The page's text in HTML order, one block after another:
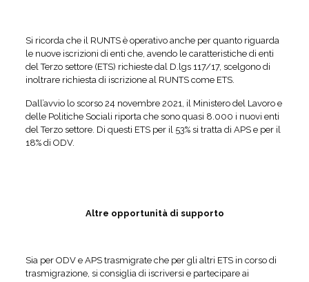
Si ricorda che il RUNTS è operativo anche per quanto riguarda
le nuove iscrizioni di enti che, avendo le caratteristiche di enti
del Terzo settore (ETS) richieste dal D.lgs 117/17, scelgono di
inoltrare richiesta di iscrizione al RUNTS come ETS.
Dall’avvio lo scorso 24 novembre 2021, il Ministero del Lavoro e
delle Politiche Sociali riporta che sono quasi 8.000 i nuovi enti
del Terzo settore. Di questi ETS per il 53% si tratta di APS e per il
18% di ODV.
Altre opportunità di supporto
Sia per ODV e APS trasmigrate che per gli altri ETS in corso di
trasmigrazione, si consiglia di iscriversi e partecipare ai